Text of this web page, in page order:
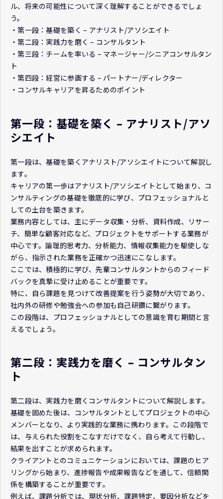
ル、将来の可能性について深く理解することができるでしょ
う。
・第一段：基礎を築く – アナリスト/アソシエイト
・第二段：実践力を磨く – コンサルタント
・第三段：チームを率いる – マネージャー/シニアコンサルタン
ト
・第四段：経営に参画する – パートナー/ディレクター
・コンサルキャリアを昇るためのポイント
第一段：基礎を築く – アナリスト/アソ
シエイト
第一段は、基礎を築くアナリスト/アソシエイトについて解説し
ます。
キャリアの第一歩はアナリスト/アソシエイトとして始まり、コ
ンサルティングの基礎を徹底的に学び、プロフェッショナルと
しての土台を築きます。
業務内容としては、主にデータ収集・分析、資料作成、リサー
チ、簡単な顧客対応など、プロジェクトをサポートする業務が
中心です。論理的思考力、分析能力、情報収集能力を駆使しな
がら、指示された業務を正確かつ迅速にこなします。
ここでは、積極的に学び、先輩コンサルタントからのフィード
バックを真摯に受け止めることが重要です。
特に、自ら課題を見つけて改善提案を行う姿勢が大切であり、
社内外の研修や勉強会への参加も自己研鑽に繋がります。
この段階は、プロフェッショナルとしての意識を育む期間と言
えるでしょう。
第二段：実践力を磨く – コンサルタン
ト
第二段は、実践力を磨くコンサルタントについて解説します。
基礎を固めた後は、コンサルタントとしてプロジェクトの中心
メンバーとなり、より実践的な業務に携わります。この段階で
は、与えられた役割をこなすだけでなく、自ら考えて行動し、
結果を出すことが求められます。
クライアントとのコミュニケーションにおいては、課題のヒア
リングから始まり、進捗報告や成果報告などを通して、信頼関
係を構築することが重要です。
例えば、課題分析では、現状分析、課題特定、要因分析などを